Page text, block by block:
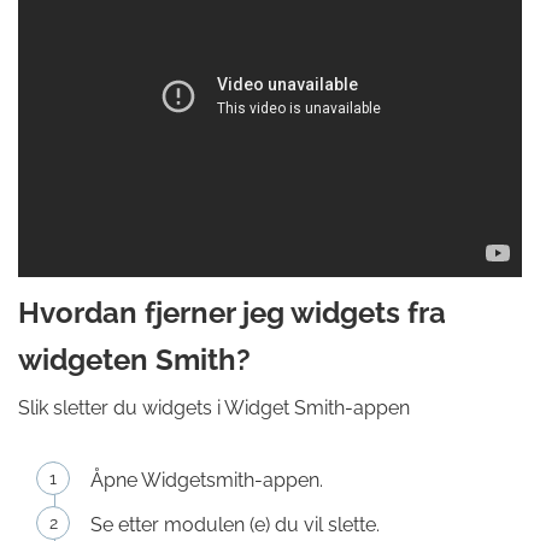
Hvordan fjerner jeg widgets fra
widgeten Smith?
Slik sletter du widgets i Widget Smith-appen
Åpne Widgetsmith-appen.
Se etter modulen (e) du vil slette.